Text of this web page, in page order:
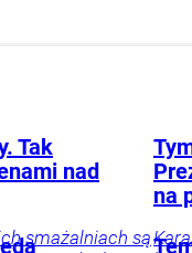
Tak
nad
smażalniach są
na